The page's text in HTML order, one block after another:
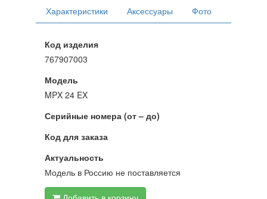
Характеристики
Аксессуары Фото
Код изделия
767907003
Модель
MPX 24 EX
Серийные номера (от – до)
Код для заказа
Актуальность
Модель в Россию не поставляется